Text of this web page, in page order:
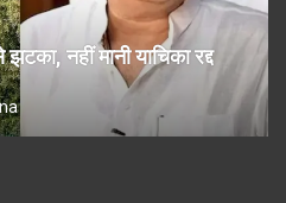
नहीं मानी याचिका रद्द